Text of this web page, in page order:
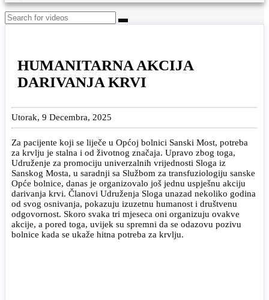
HUMANITARNA AKCIJA
DARIVANJA KRVI
Utorak, 9 Decembra, 2025
Za pacijente koji se liječe u Općoj bolnici Sanski Most, potreba
za krvlju je stalna i od životnog značaja. Upravo zbog toga,
Udruženje za promociju univerzalnih vrijednosti Sloga iz
Sanskog Mosta, u saradnji sa Službom za transfuziologiju sanske
Opće bolnice, danas je organizovalo još jednu uspješnu akciju
darivanja krvi. Članovi Udruženja Sloga unazad nekoliko godina
od svog osnivanja, pokazuju izuzetnu humanost i društvenu
odgovornost. Skoro svaka tri mjeseca oni organizuju ovakve
akcije, a pored toga, uvijek su spremni da se odazovu pozivu
bolnice kada se ukaže hitna potreba za krvlju.